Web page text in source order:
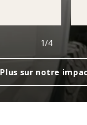
1sur4
1/4
Plus sur notre